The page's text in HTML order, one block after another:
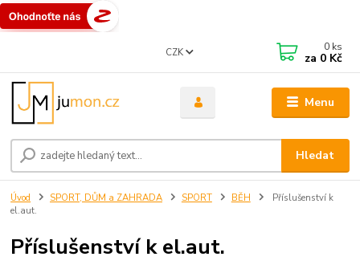
Menu
CZK
Hledat
0 ks
za 0 Kč
Úvod SPORT, DŮM a ZAHRADA SPORT BĚH
Příslušenství k
el.aut.
Příslušenství k el.aut.